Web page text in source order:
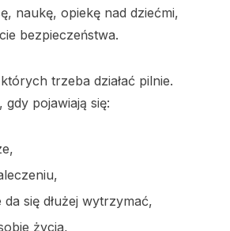
naukę, opiekę nad dziećmi,
bezpieczeństwa.
trzeba działać pilnie.
gdy pojawiają się:
się dłużej wytrzymać,
życia,